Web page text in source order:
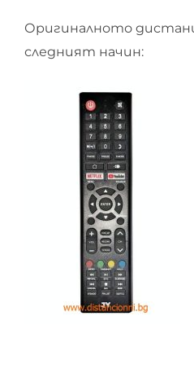
Оригиналното
следният начин: